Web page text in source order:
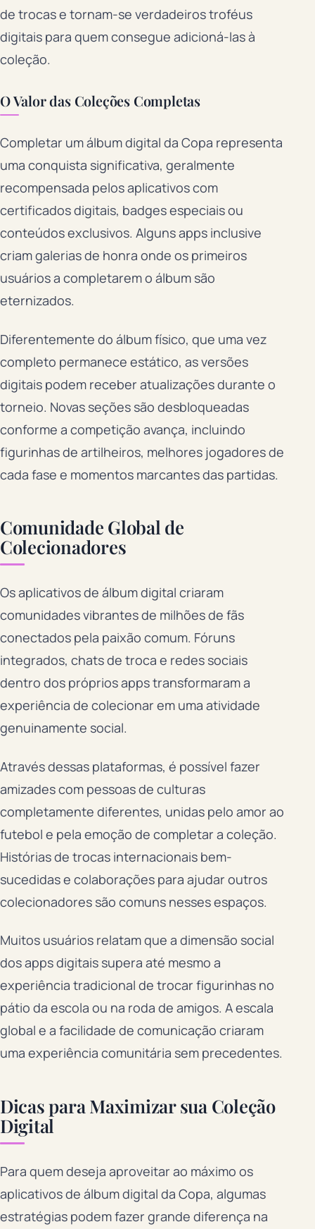
de trocas e tornam-se verdadeiros troféus
digitais para quem consegue adicioná-las à
coleção.
O Valor das Coleções Completas
Completar um álbum digital da Copa representa
uma conquista significativa, geralmente
recompensada pelos aplicativos com
certificados digitais, badges especiais ou
conteúdos exclusivos. Alguns apps inclusive
criam galerias de honra onde os primeiros
usuários a completarem o álbum são
eternizados.
Diferentemente do álbum físico, que uma vez
completo permanece estático, as versões
digitais podem receber atualizações durante o
torneio. Novas seções são desbloqueadas
conforme a competição avança, incluindo
figurinhas de artilheiros, melhores jogadores de
cada fase e momentos marcantes das partidas.
Comunidade Global de
Colecionadores
Os aplicativos de álbum digital criaram
comunidades vibrantes de milhões de fãs
conectados pela paixão comum. Fóruns
integrados, chats de troca e redes sociais
dentro dos próprios apps transformaram a
experiência de colecionar em uma atividade
genuinamente social.
Através dessas plataformas, é possível fazer
amizades com pessoas de culturas
completamente diferentes, unidas pelo amor ao
futebol e pela emoção de completar a coleção.
Histórias de trocas internacionais bem-
sucedidas e colaborações para ajudar outros
colecionadores são comuns nesses espaços.
Muitos usuários relatam que a dimensão social
dos apps digitais supera até mesmo a
experiência tradicional de trocar figurinhas no
pátio da escola ou na roda de amigos. A escala
global e a facilidade de comunicação criaram
uma experiência comunitária sem precedentes.
Dicas para Maximizar sua Coleção
Digital
Para quem deseja aproveitar ao máximo os
aplicativos de álbum digital da Copa, algumas
estratégias podem fazer grande diferença na